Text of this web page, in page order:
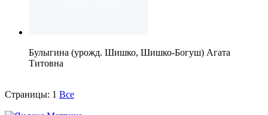
Булыгина (урожд. Шишко, Шишко-Богуш) Агата
Титовна
Страницы: 1 Все